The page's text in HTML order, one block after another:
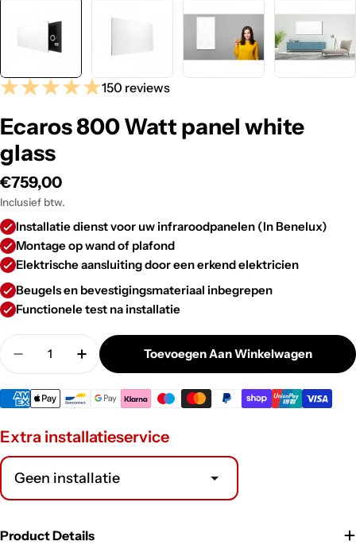
150 reviews
Ecaros 800 Watt panel white
glass
Normale
prijs
€759,00
Inclusief btw.
Installatie dienst voor uw infraroodpanelen (In Benelux)
Montage op wand of plafond
Elektrische aansluiting door een erkend elektricien
Beugels en bevestigingsmateriaal inbegrepen
Functionele test na installatie
Aantal
Aantal Verlagen Voor Ecaros
Toevoegen Aan Winkelwagen
Extra installatieservice
Geen installatie
Product Details